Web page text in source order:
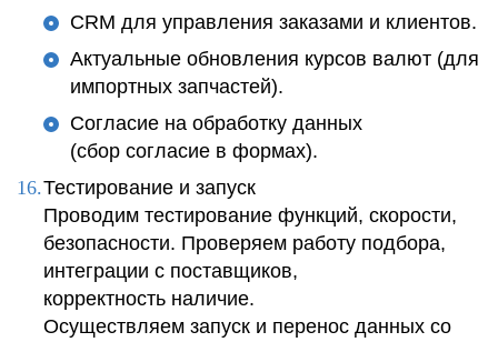
CRM для управления заказами и клиентов.
Актуальные обновления курсов валют (для
импортных запчастей).
Согласие на обработку данных
(сбор согласие в формах).
Тестирование и запуск
Проводим тестирование функций, скорости,
безопасности. Проверяем работу подбора,
интеграции с поставщиков,
корректность наличие.
Осуществляем запуск и перенос данных со